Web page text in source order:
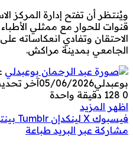
ويُنتظر أن تفتح إدارة المركز
قنوات للحوار مع ممثلي
الاحتقان وتفادي انعكاساته
الجامعي بمدينة مراكش.
بوعبدلي05/06/2026آخر تحديث: 05/
0
دقيقة واحدة
اظهر المزيد
فيسبوك ‫X لينكدإن
مشاركة عبر البريد طباعة